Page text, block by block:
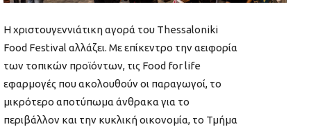
Η χριστουγεννιάτικη αγορά του Thessaloniki
Food Festival αλλάζει. Με επίκεντρο την αειφορία
των τοπικών προϊόντων, τις Food for life
εφαρμογές που ακολουθούν οι παραγωγοί, το
μικρότερο αποτύπωμα άνθρακα για το
περιβάλλον και την κυκλική οικονομία, το Τμήμα